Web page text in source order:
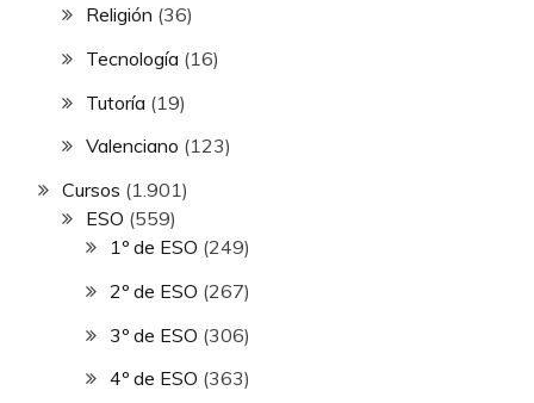
Religión (36)
Tecnología (16)
Tutoría (19)
Valenciano (123)
Cursos (1.901)
ESO (559)
1º de ESO (249)
2º de ESO (267)
3º de ESO (306)
4º de ESO (363)